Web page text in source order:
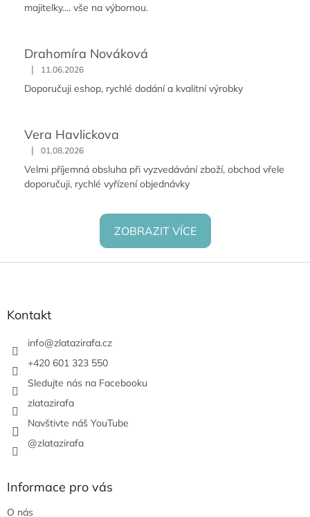
majitelky.... vše na výbornou.
Drahomíra Nováková
| 11.06.2026
Doporučuji eshop, rychlé dodání a kvalitní výrobky
Vera Havlickova
| 01.08.2026
Velmi příjemná obsluha při vyzvedávání zboží, obchod vřele
doporučuji, rychlé vyřízení objednávky
ZOBRAZIT VÍCE
Z
Kontakt
info@zlatazirafa.cz
+420 601 323 550
Sledujte nás na Facebooku
zlatazirafa
Navštivte náš YouTube
@zlatazirafa
Informace pro vás
O nás